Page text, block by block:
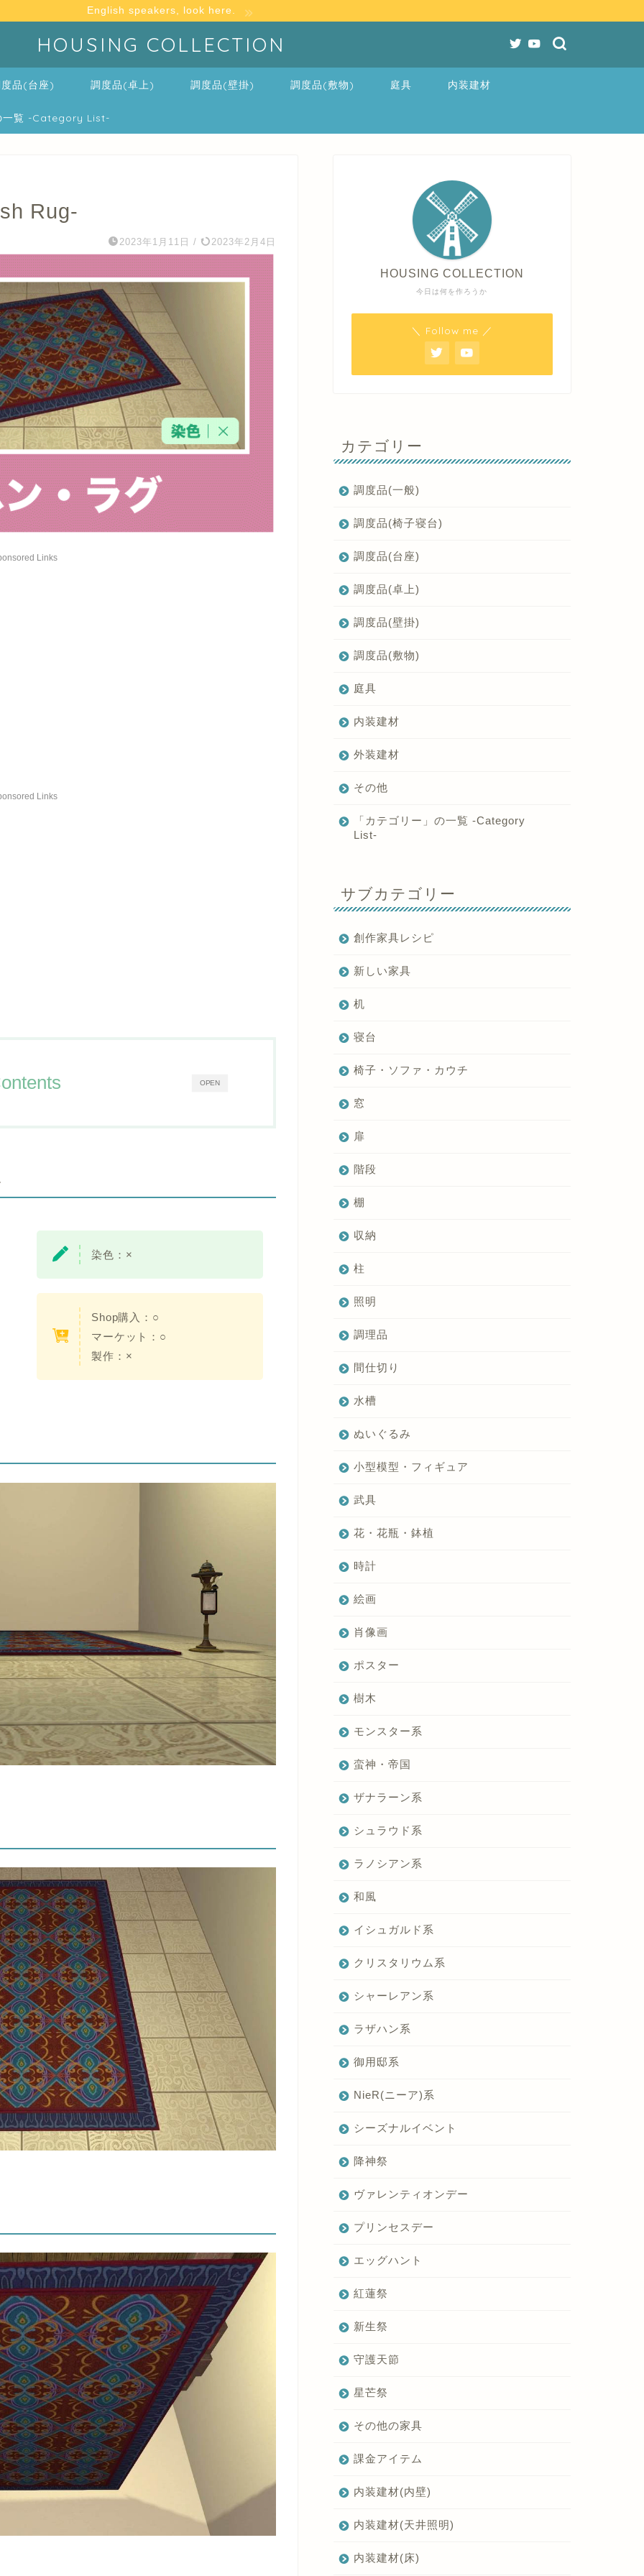
English speakers, look here.
HOUSING COLLECTION
品(台座) 調度品(卓上) 調度品(壁掛) 調度品(敷物) 庭具 内装建材
一覧 -Category List-
Rug-
2023年1月11日 / 2023年2月4日
Links
Links
OPEN
染色：×
Shop購入：○
マーケット：○
製作：×
今日は何を作ろうか
HOUSING COLLECTION
＼ Follow me ／
カテゴリー
調度品(一般)
調度品(椅子寝台)
調度品(台座)
調度品(卓上)
調度品(壁掛)
調度品(敷物)
庭具
内装建材
外装建材
その他
「カテゴリー」の一覧 -Category
List-
サブカテゴリー
創作家具レシピ
新しい家具
机
寝台
椅子・ソファ・カウチ
窓
扉
階段
棚
収納
柱
照明
調理品
間仕切り
水槽
ぬいぐるみ
小型模型・フィギュア
武具
花・花瓶・鉢植
時計
絵画
肖像画
ポスター
樹木
モンスター系
蛮神・帝国
ザナラーン系
シュラウド系
ラノシアン系
和風
イシュガルド系
クリスタリウム系
シャーレアン系
ラザハン系
御用邸系
NieR(ニーア)系
シーズナルイベント
降神祭
ヴァレンティオンデー
プリンセスデー
エッグハント
紅蓮祭
新生祭
守護天節
星芒祭
その他の家具
課金アイテム
内装建材(内壁)
内装建材(天井照明)
内装建材(床)